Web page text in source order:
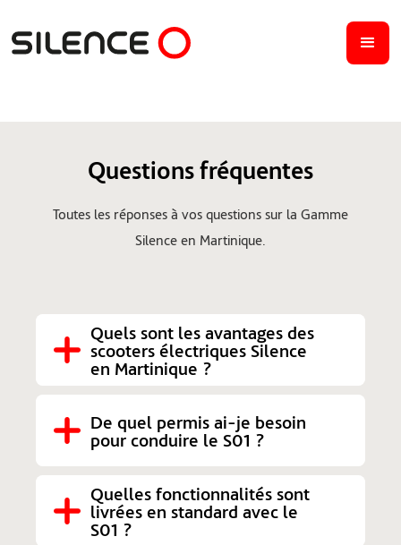
Questions fréquentes
Toutes les réponses à vos questions sur la Gamme
Silence en Martinique.
Quels sont les avantages des
scooters électriques Silence
en Martinique ?
De quel permis ai-je besoin
pour conduire le S01 ?
Quelles fonctionnalités sont
livrées en standard avec le
S01 ?